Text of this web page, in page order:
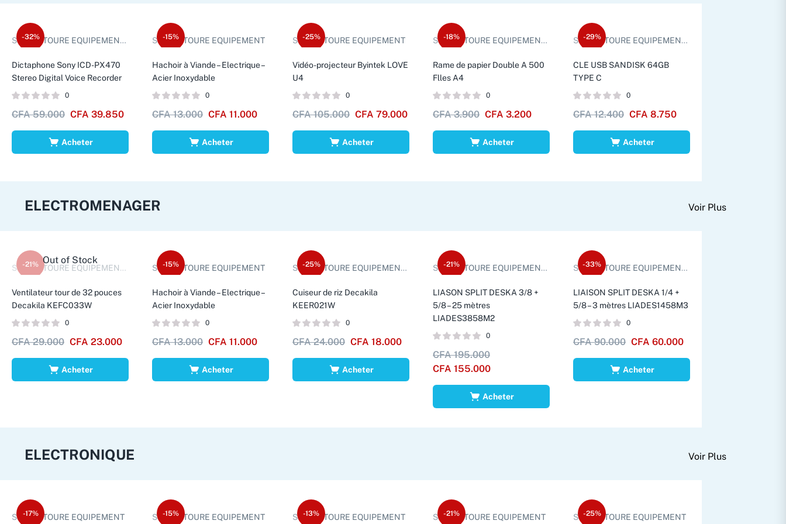
-32%
Sold by: TOURE EQUIPEMENTS D.
Dictaphone Sony ICD-PX470
Stereo Digital Voice Recorder
0
CFA59.000 CFA 39.850
Acheter
-15%
Sold by: TOURE EQUIPEMENT
Hachoir à Viande – Electrique –
Acier Inoxydable
0
CFA13.000 CFA 11.000
Acheter
-25%
Sold by: TOURE EQUIPEMENT
Vidéo-projecteur Byintek LOVE
U4
0
CFA105.000 CFA 79.000
Acheter
-18%
Sold by: TOURE EQUIPEMENTS D.
Rame de papier Double A 500
Flles A4
0
CFA3.900 CFA 3.200
Acheter
-29%
Sold by: TOURE EQUIPEMENTS D.
CLE USB SANDISK 64GB
TYPE C
0
CFA12.400 CFA 8.750
Acheter
ELECTROMENAGER Voir Plus
-21% Out of Stock
Sold by: TOURE EQUIPEMENTS D.
Ventilateur tour de 32 pouces
Decakila KEFC033W
0
CFA29.000 CFA 23.000
Acheter
-15%
Sold by: TOURE EQUIPEMENT
Hachoir à Viande – Electrique –
Acier Inoxydable
0
CFA13.000 CFA 11.000
Acheter
-25%
Sold by: TOURE EQUIPEMENTS D.
Cuiseur de riz Decakila
KEER021W
0
CFA24.000 CFA 18.000
Acheter
-21%
Sold by: TOURE EQUIPEMENTS D.
LIASON SPLIT DESKA 3/8 +
5/8 – 25 mètres
LIADES3858M2
0
CFA195.000
CFA 155.000
Acheter
-33%
Sold by: TOURE EQUIPEMENTS D.
LIAISON SPLIT DESKA 1/4 +
5/8 – 3 mètres LIADES1458M3
0
CFA90.000 CFA 60.000
Acheter
ELECTRONIQUE Voir Plus
-17%
Sold by: TOURE EQUIPEMENT -15%
Sold by: TOURE EQUIPEMENT -13%
Sold by: TOURE EQUIPEMENT -21%
Sold by: TOURE EQUIPEMENT -25%
Sold by: TOURE EQUIPEMENT